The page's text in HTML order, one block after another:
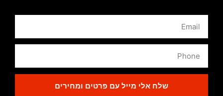
שלח אלי מייל עם פרטים ומחירים